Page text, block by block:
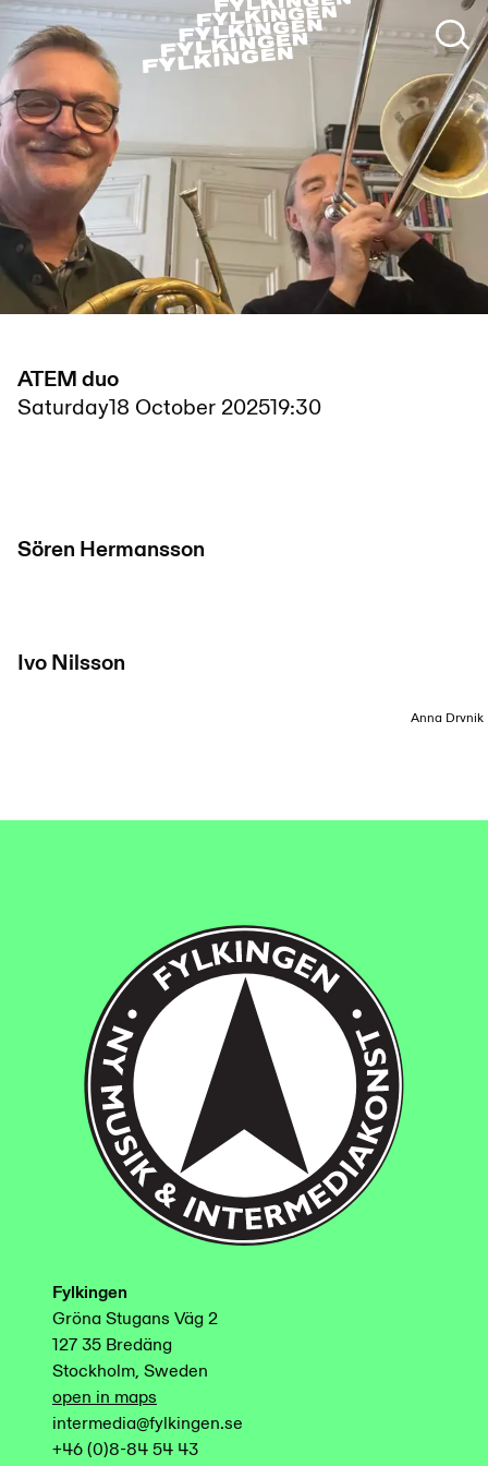
ATEM duo
Saturday18 October 202519:30
Sören Hermansson
Ivo Nilsson
Anna Drvnik
Fylkingen
Gröna Stugans Väg 2
127 35 Bredäng
Stockholm, Sweden
open in maps
intermedia@fylkingen.se
+46 (0)8-84 54 43